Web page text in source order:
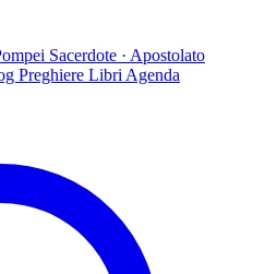
Sacerdote · Apostolato
Preghiere Libri Agenda